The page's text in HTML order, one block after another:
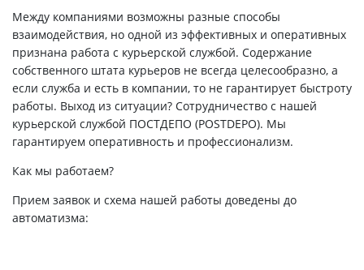
Между компаниями возможны разные способы
взаимодействия, но одной из эффективных и оперативных
признана работа с курьерской службой. Содержание
собственного штата курьеров не всегда целесообразно, а
если служба и есть в компании, то не гарантирует быстроту
работы. Выход из ситуации? Сотрудничество с нашей
курьерской службой ПОСТДЕПО (POSTDEPO). Мы
гарантируем оперативность и профессионализм.
Как мы работаем?
Прием заявок и схема нашей работы доведены до
автоматизма: